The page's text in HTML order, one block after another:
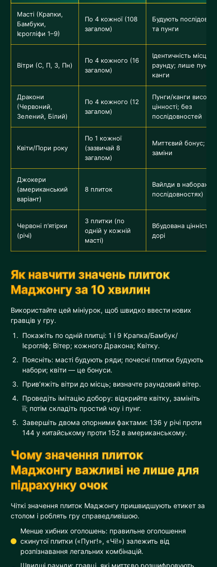
Масті (Крапки,
Бамбуки,
Ієрогліфи 1–9)
По 4 кожної (108
загалом)
Будують
та пунги
Вітри (С, П, З, Пн)
По 4 кожного (16
загалом)
Ідентичність місця/
раунду; лише пунги/
канги
Дракони
(Червоний,
Зелений, Білий)
По 4 кожного (12
загалом)
Пунги/канги високої
цінності; без
послідовностей
Квіти/Пори року
По 1 кожної
(зазвичай 8
загалом)
Миттєвий бонус;
заміни
Джокери
(американський
варіант)
8 плиток
Вайлди в наборах
послідовностях)
Червоні п’ятірки
(річі)
3 плитки (по
одній у кожній
масті)
Вбудована цінність
дорі
Як навчити значень плиток
Маджонгу за 10 хвилин
Використайте цей мініурок, щоб швидко ввести нових
гравців у гру.
Покажіть по одній плитці: 1 і 9 Крапка/Бамбук/
Ієрогліф; Вітер; кожного Дракона; Квітку.
Поясніть: масті будують ряди; почесні плитки будують
набори; квіти — це бонуси.
Прив’яжіть вітри до місць; визначте раундовий вітер.
Проведіть імітацію добору: відкрийте квітку, замініть
її; потім складіть простий чоу і пунг.
Завершіть двома опорними фактами: 136 у річі проти
144 у китайському проти 152 в американському.
Чому значення плиток
Маджонгу важливі не лише для
підрахунку очок
Чіткі значення плиток Маджонгу пришвидшують етикет за
столом і роблять гру справедливішою.
Менше хибних оголошень: правильне оголошення
скинутої плитки («Пунг!», «Чі!») залежить від
розпізнавання легальних комбінацій.
Швидші раунди: гравці, які миттєво розшифровують